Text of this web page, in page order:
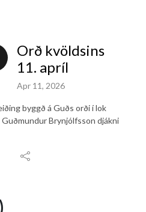
Orð kvöldsins
11. apríl
Apr 11, 2026
byggð á Guðs orði í lok
Guðmundur Brynjólfsson djákni